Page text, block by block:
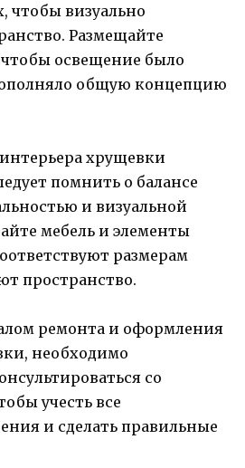
чтобы визуально
Размещайте
освещение было
общую концепцию
хрущевки
помнить о балансе
и визуальной
мебель и элементы
размерам
пространство.
ремонта и оформления
необходимо
со
учесть все
и сделать правильные